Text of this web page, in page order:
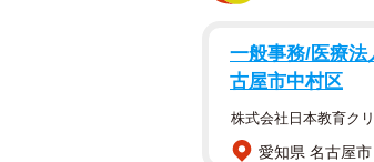
一般事務/医療法
古屋市中村区
株式会社日本教育ク
愛知県 名古屋市